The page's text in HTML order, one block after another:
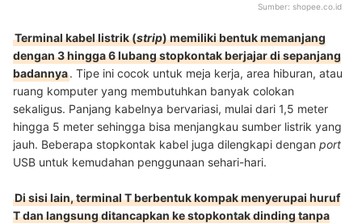
Sumber: shopee.co.id
Terminal kabel listrik (strip) memiliki bentuk memanjang
dengan 3 hingga 6 lubang stopkontak berjajar di sepanjang
badannya. Tipe ini cocok untuk meja kerja, area hiburan, atau
ruang komputer yang membutuhkan banyak colokan
sekaligus. Panjang kabelnya bervariasi, mulai dari 1,5 meter
hingga 5 meter sehingga bisa menjangkau sumber listrik yang
jauh. Beberapa stopkontak kabel juga dilengkapi dengan port
USB untuk kemudahan penggunaan sehari-hari.
Di sisi lain, terminal T berbentuk kompak menyerupai huruf
T dan langsung ditancapkan ke stopkontak dinding tanpa